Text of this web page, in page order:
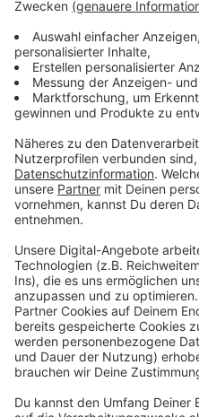
Tänzerinnen. Gemeinsam
auf eine musikalische
von gefühlvollen Balladen
Hits. Eine Show, die
Anzeige
Samstag, 02. August
Abend voller Musik
Anzeige
RADIO RST-Moderator
Abend und freut sich auf
19:30 Uhr – LIMITED
Kirchplatz)